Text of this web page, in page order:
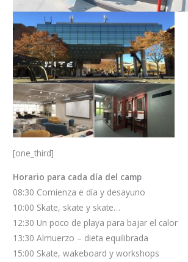
[one_third]
Horario para cada día del camp
08:30 Comienza e día y desayuno
10:00 Skate, skate y skate…
12:30 Un poco de playa para bajar el calor
13:30 Almuerzo – dieta equilibrada
15:00 Skate, wakeboard y workshops